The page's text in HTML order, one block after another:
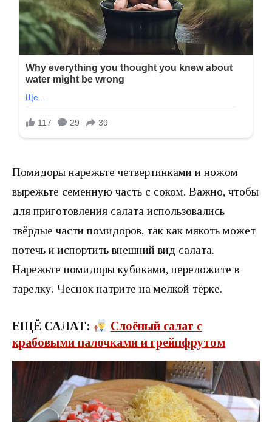
Помидоры нарежьте четвертинками и ножом
вырежьте семенную часть с соком. Важно, чтобы
для приготовления салата использовались
твёрдые части помидоров, так как мякоть может
потечь и испортить внешний вид салата.
Нарежьте помидоры кубиками, переложите в
тарелку. Чеснок натрите на мелкой тёрке.
ЕЩЁ САЛАТ:
Слоёный салат с
крабовыми палочками и грейпфрутом